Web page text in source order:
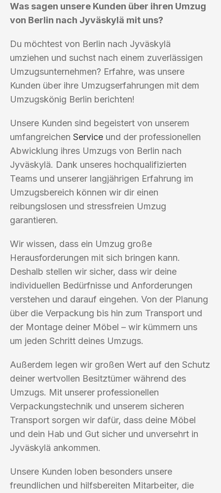
Was sagen unsere Kunden über ihren Umzug
von Berlin nach Jyväskylä mit uns?
Du möchtest von Berlin nach Jyväskylä
umziehen und suchst nach einem zuverlässigen
Umzugsunternehmen? Erfahre, was unsere
Kunden über ihre Umzugserfahrungen mit dem
Umzugskönig Berlin berichten!
Unsere Kunden sind begeistert von unserem
umfangreichen Service und der professionellen
Abwicklung ihres Umzugs von Berlin nach
Jyväskylä. Dank unseres hochqualifizierten
Teams und unserer langjährigen Erfahrung im
Umzugsbereich können wir dir einen
reibungslosen und stressfreien Umzug
garantieren.
Wir wissen, dass ein Umzug große
Herausforderungen mit sich bringen kann.
Deshalb stellen wir sicher, dass wir deine
individuellen Bedürfnisse und Anforderungen
verstehen und darauf eingehen. Von der Planung
über die Verpackung bis hin zum Transport und
der Montage deiner Möbel – wir kümmern uns
um jeden Schritt deines Umzugs.
Außerdem legen wir großen Wert auf den Schutz
deiner wertvollen Besitztümer während des
Umzugs. Mit unserer professionellen
Verpackungstechnik und unserem sicheren
Transport sorgen wir dafür, dass deine Möbel
und dein Hab und Gut sicher und unversehrt in
Jyväskylä ankommen.
Unsere Kunden loben besonders unsere
freundlichen und hilfsbereiten Mitarbeiter, die